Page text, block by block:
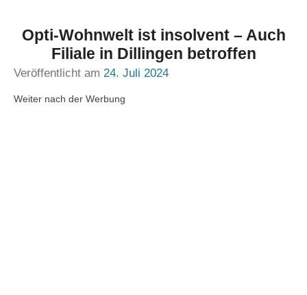
Opti-Wohnwelt ist insolvent – Auch
Filiale in Dillingen betroffen
Veröffentlicht am 24. Juli 2024
Weiter nach der Werbung